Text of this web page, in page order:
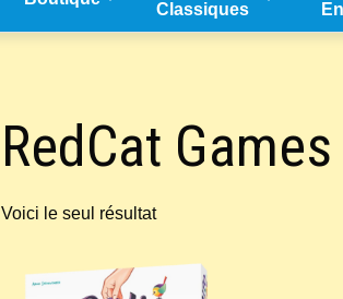
Classiques
RedCat Games
Voici le seul résultat